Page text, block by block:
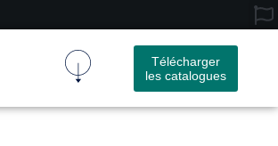
Télécharger
les catalogues